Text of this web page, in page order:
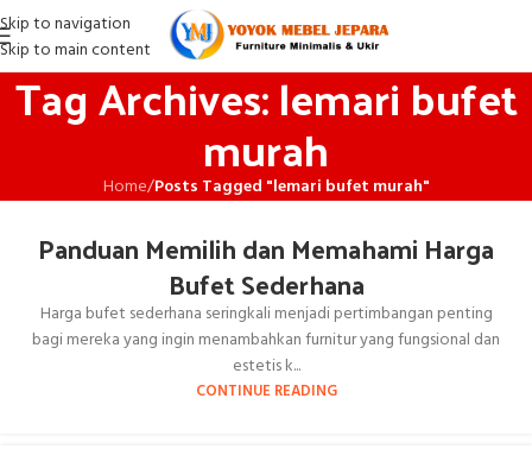
Skip to navigation
Skip to main content
Tag Archives: lemari bufet
murah
Home/Posts Tagged "lemari bufet murah"
Panduan Memilih dan Memahami Harga
Bufet Sederhana
Harga bufet sederhana seringkali menjadi pertimbangan penting
bagi mereka yang ingin menambahkan furnitur yang fungsional dan
estetis k...
CONTINUE READING